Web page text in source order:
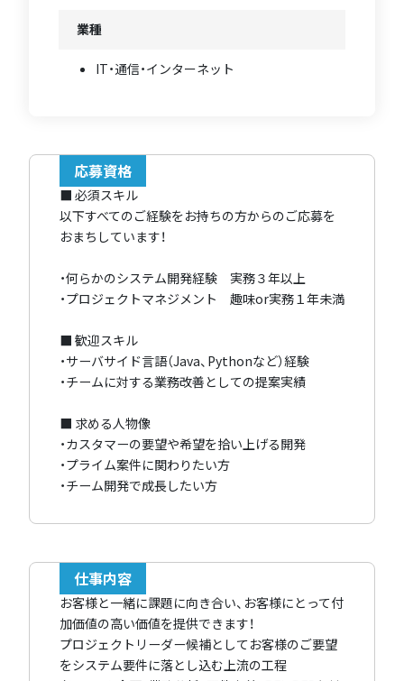
業種
IT・通信・インターネット
応募資格
■ 必須スキル
以下すべてのご経験をお持ちの方からのご応募を
おまちしています！
・何らかのシステム開発経験 実務３年以上
・プロジェクトマネジメント 趣味or実務１年未満
■ 歓迎スキル
・サーバサイド言語（Java、Pythonなど）経験
・チームに対する業務改善としての提案実績
■ 求める人物像
・カスタマーの要望や希望を拾い上げる開発
・プライム案件に関わりたい方
・チーム開発で成長したい方
仕事内容
お客様と一緒に課題に向き合い、お客様にとって付
加価値の高い価値を提供できます！
プロジェクトリーダー候補としてお客様のご要望
をシステム要件に落とし込む上流の工程